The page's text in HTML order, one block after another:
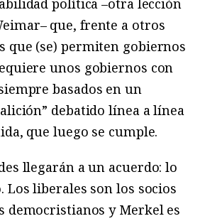
política –otra lección
que, frente a otros
que (se) permiten gobiernos
unos gobiernos con
basados en un
debatido línea a línea
que luego se cumple.
llegarán a un acuerdo: lo
Los liberales son los socios
democristianos y Merkel es